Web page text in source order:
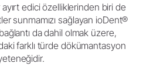
ayırt edici özelliklerinden biri de
sunmamızı sağlayan ioDent®
da dahil olmak üzere,
farklı türde dökümantasyon